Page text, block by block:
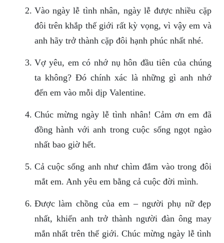
Vào ngày lễ tình nhân, ngày lễ được nhiều cặp
đôi trên khắp thế giới rất kỳ vọng, vì vậy em và
anh hãy trở thành cặp đôi hạnh phúc nhất nhé.
Vợ yêu, em có nhớ nụ hôn đầu tiên của chúng
ta không? Đó chính xác là những gì anh nhớ
đến em vào mỗi dịp Valentine.
Chúc mừng ngày lễ tình nhân! Cảm ơn em đã
đồng hành với anh trong cuộc sống ngọt ngào
nhất bao giờ hết.
Cả cuộc sống anh như chìm đắm vào trong đôi
mắt em. Anh yêu em bằng cả cuộc đời mình.
Được làm chồng của em – người phụ nữ đẹp
nhất, khiến anh trở thành người đàn ông may
mắn nhất trên thế giới. Chúc mừng ngày lễ tình